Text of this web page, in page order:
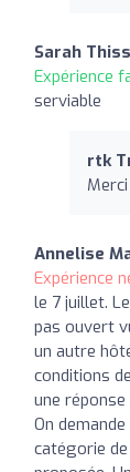
Sarah
Expérience
serviable
rtk
Annelise
Expérience
le 7 juillet.
pas ouvert
un autre
conditions
une réponse
On
catégorie